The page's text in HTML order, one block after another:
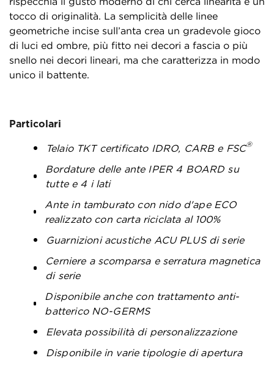
tocco di originalità. La semplicità delle linee
geometriche incise sull’anta crea un gradevole gioco
di luci ed ombre, più fitto nei decori a fascia o più
snello nei decori lineari, ma che caratterizza in modo
unico il battente.
Particolari
Telaio TKT certificato IDRO, CARB e FSC®
Bordature delle ante IPER 4 BOARD su
tutte e 4 i lati
Ante in tamburato con nido d'ape ECO
realizzato con carta riciclata al 100%
Guarnizioni acustiche ACU PLUS di serie
Cerniere a scomparsa e serratura magnetica
di serie
Disponibile anche con trattamento anti-
batterico NO-GERMS
Elevata possibilità di personalizzazione
Disponibile in varie tipologie di apertura